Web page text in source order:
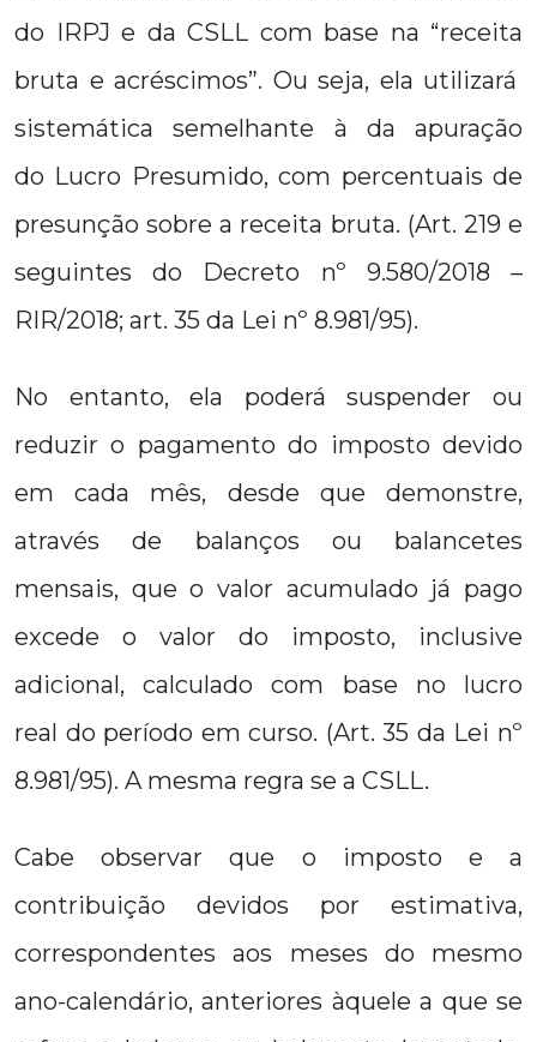
do IRPJ e da CSLL com base na “receita
bruta e acréscimos”. Ou seja, ela utilizará
sistemática semelhante à da apuração
do Lucro Presumido, com percentuais de
presunção sobre a receita bruta. (Art. 219 e
seguintes do Decreto nº 9.580/2018 –
RIR/2018; art. 35 da Lei nº 8.981/95).
No entanto, ela poderá suspender ou
reduzir o pagamento do imposto devido
em cada mês, desde que demonstre,
através de balanços ou balancetes
mensais, que o valor acumulado já pago
excede o valor do imposto, inclusive
adicional, calculado com base no lucro
real do período em curso. (Art. 35 da Lei nº
8.981/95). A mesma regra se a CSLL.
Cabe observar que o imposto e a
contribuição devidos por estimativa,
correspondentes aos meses do mesmo
ano-calendário, anteriores àquele a que se